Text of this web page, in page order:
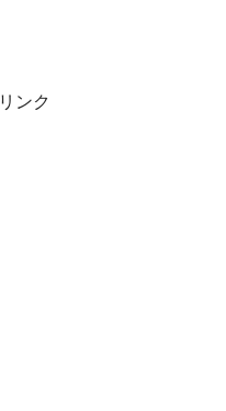
ンク